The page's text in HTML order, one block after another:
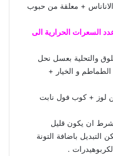
+ معلقة من حبوب
السعرات الحرارية الى
والتحلية بعسل نحل
و الخيار +
لوز + كوب فول نابت
ان يكون قليل
باضافة التونة
.